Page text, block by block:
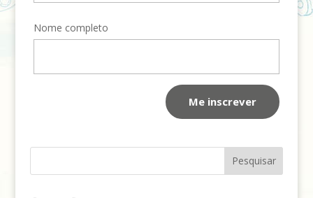
Nome completo